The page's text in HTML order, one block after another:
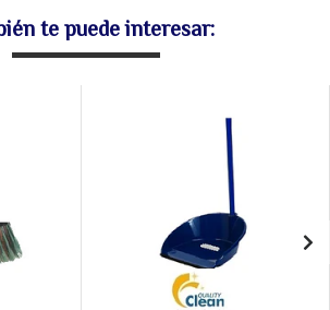
te puede interesar: